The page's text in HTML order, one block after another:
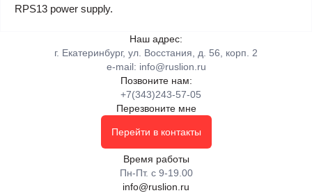
RPS13 power supply.
Наш адрес:
г. Екатеринбург, ул. Восстания, д. 56, корп. 2
e-mail: info@ruslion.ru
Позвоните нам:
+7(343)243-57-05
Перезвоните мне
Перейти в контакты
Время работы
Пн-Пт. с 9-19.00
info@ruslion.ru